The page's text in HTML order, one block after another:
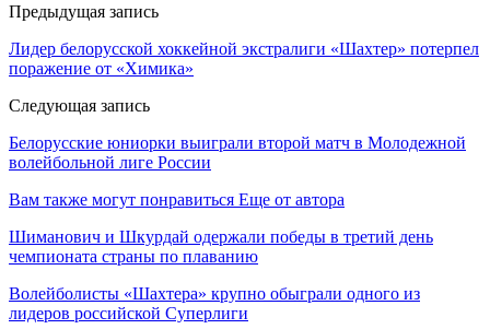
Предыдущая запись
Лидер белорусской хоккейной экстралиги «Шахтер» потерпел
поражение от «Химика»
Следующая запись
Белорусские юниорки выиграли второй матч в Молодежной
волейбольной лиге России
Вам также могут понравиться Еще от автора
Шиманович и Шкурдай одержали победы в третий день
чемпионата страны по плаванию
Волейболисты «Шахтера» крупно обыграли одного из
лидеров российской Суперлиги